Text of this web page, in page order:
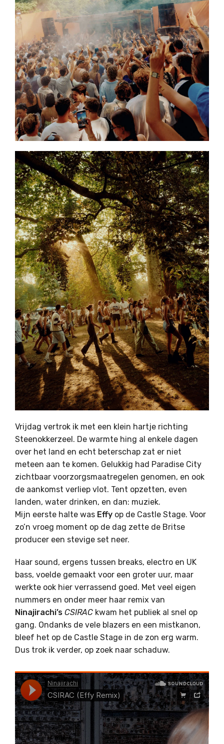
Vrijdag vertrok ik met een klein hartje richting
Steenokkerzeel. De warmte hing al enkele dagen
over het land en echt beterschap zat er niet
meteen aan te komen. Gelukkig had Paradise City
zichtbaar voorzorgsmaatregelen genomen, en ook
de aankomst verliep vlot. Tent opzetten, even
landen, water drinken, en dan: muziek.
Mijn eerste halte was Effy op de Castle Stage. Voor
zo’n vroeg moment op de dag zette de Britse
producer een stevige set neer.
Haar sound, ergens tussen breaks, electro en UK
bass, voelde gemaakt voor een groter uur, maar
werkte ook hier verrassend goed. Met veel eigen
nummers en onder meer haar remix van
Ninajirachi’s CSIRAC kwam het publiek al snel op
gang. Ondanks de vele blazers en een mistkanon,
bleef het op de Castle Stage in de zon erg warm.
Dus trok ik verder, op zoek naar schaduw.